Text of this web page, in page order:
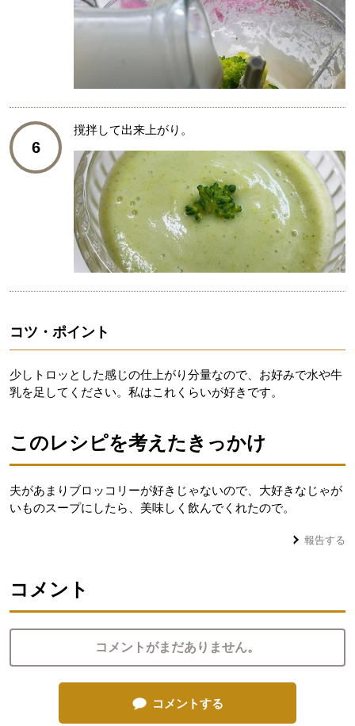
6
撹拌して出来上がり。
コツ・ポイント
少しトロッとした感じの仕上がり分量なので、お好みで水や牛
乳を足してください。私はこれくらいが好きです。
このレシピを考えたきっかけ
夫があまりブロッコリーが好きじゃないので、大好きなじゃが
いものスープにしたら、美味しく飲んでくれたので。
報告する
コメント
コメントがまだありません。
コメントする